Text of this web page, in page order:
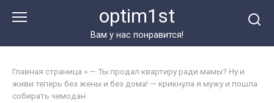
optim1st
Вам у нас понравится!
Главная страница » — Ты продал квартиру ради мамы? Ну и
живи теперь без жены и без дома! — крикнула я мужу и пошла
собирать чемодан